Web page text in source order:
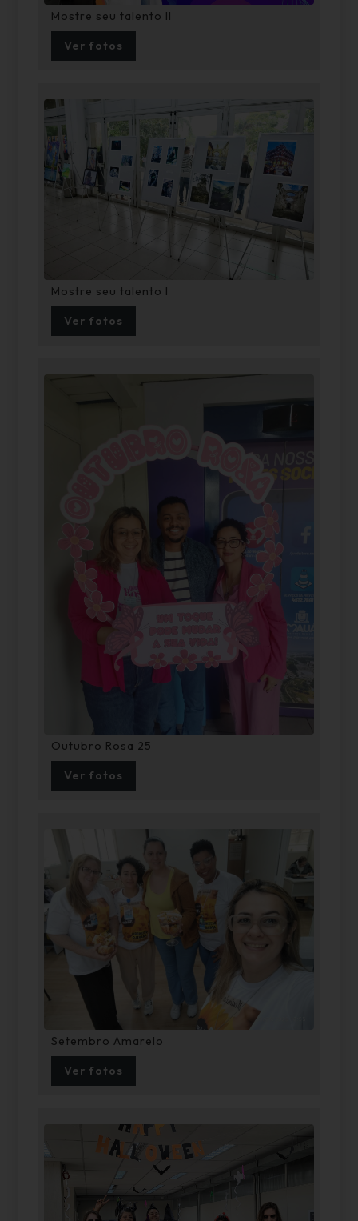
Mostre seu talento II
Ver fotos
Mostre seu talento I
Ver fotos
Outubro Rosa 25
Ver fotos
Setembro Amarelo
Ver fotos